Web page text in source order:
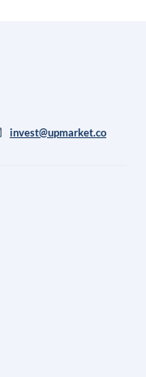
invest@upmarket.co